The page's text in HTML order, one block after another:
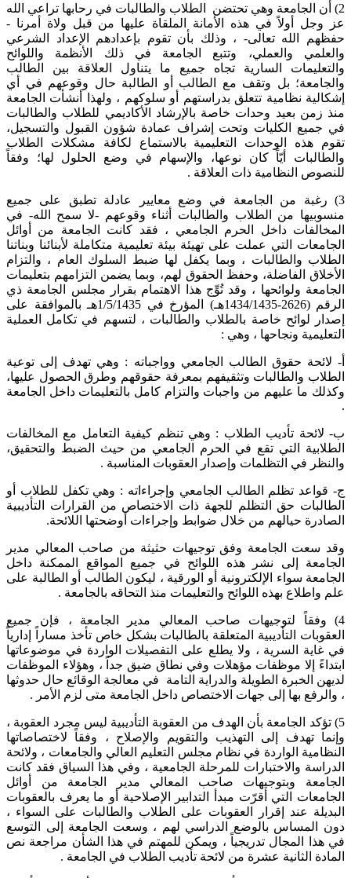
2) أن الجامعة وهي تحتضن الطلاب والطالبات في رحابها تراعي الله
عز وجل أولاً في هذه الأمانة الملقاة عليها من قبل ولاة أمرنا -
حفظهم الله تعالى- ، وذلك بأن تقوم بإعدادهم الإعداد الشرعي
والعلمي والعملي، وتتبع الجامعة في ذلك الأنظمة واللوائح
والتعليمات السارية تجاه جميع ما يتناول العلاقة بين الطالب
والجامعة؛ بل وتقف مع الطالب أو الطالبة حال وقوعهم في أي
إشكالية نظامية تتعلق بدراستهم أو سلوكهم ، ولهذا أنشأت الجامعة
منذ زمن بعيد وحدات خاصة بالإرشاد الأكاديمي للطلاب والطالبات
في جميع الكليات وتحت إشراف عمادة شؤون القبول والتسجيل،
تقوم هذه الوحدات التعليمية بالاستماع لكافة مشكلات الطلاب
والطالبات أيّاً كان نوعها، والإسهام في وضع الحلول لها؛ وفقاً
للنصوص النظامية ذات العلاقة .
3) رغبة من الجامعة في وضع معايير عادلة تطبق على جميع
منسوبيها من الطلاب والطالبات أثناء وقوعهم -لا سمح الله- في
المخالفات داخل الحرم الجامعي ، فقد كانت الجامعة من أوائل
الجامعات التي عملت على تهيئة بيئة تعليمية متكاملة لأبنائنا وبناتنا
الطلاب والطالبات ، وبما يكفل لها ضبط السلوك العام ، والتزام
الأخلاق الفاضلة، وحفظ الحقوق لهم، وبما يضمن التزامهم بتعليمات
الجامعة ولوائحها ، وقد تُوِّج هذا الاهتمام بقرار مجلس الجامعة ذي
الرقم (2626-1434/1435هـ) المؤرخ في 1/5/1435هـ بالموافقة على
إصدار لوائح خاصة بالطلاب والطالبات ، لتسهم في تكامل العملية
التعليمية ونجاحها ، وهي :
أ- لائحة حقوق الطالب الجامعي وواجباته : وهي تهدف إلى توعية
الطلاب والطالبات وتثقيفهم بمعرفة حقوقهم وطرق الحصول عليها،
وكذلك ما عليهم من واجبات والتزام كامل بالتعليمات داخل الجامعة
.
ب- لائحة تأديب الطلاب : وهي تنظم كيفية التعامل مع المخالفات
الطلابية التي تقع في الحرم الجامعي من حيث الضبط والتحقيق،
والنظر في التظلمات وإصدار العقوبات المناسبة .
ج- قواعد تظلم الطالب الجامعي وإجراءاته : وهي تكفل للطلاب أو
الطالبات حق التظلم للجهة ذات الاختصاص من القرارات التأديبية
الصادرة حيالهم من خلال ضوابط وإجراءات أوضحتها اللائحة.
وقد سعت الجامعة وفق توجيهات حثيثة من صاحب المعالي مدير
الجامعة إلى نشر هذه اللوائح في جميع المواقع الممكنة داخل
الجامعة سواء الإلكترونية أو الورقية ، ليكون الطالب أو الطالبة على
علم واطلاع بهذه اللوائح والتعليمات منذ التحاقه بالجامعة .
4) وفقاً لتوجيهات صاحب المعالي مدير الجامعة ، فإن جميع
العقوبات التأديبية المتعلقة بالطالبات بشكل خاص تأخذ مساراً إدارياً
في غاية السرية ، ولا يطلع على التفصيلات الواردة في موضوعاتها
ابتداءً إلا موظفات مؤهلات وفي نطاق ضيق جداً ، وهؤلاء الموظفات
لديهن الخبرة الطويلة والدراية التامة في معالجة الوقائع حال حدوثها
، والرفع بها إلى جهات الاختصاص داخل الجامعة متى لزم الأمر .
5) تؤكد الجامعة بأن الهدف من العقوبة التأديبية ليس مجرد العقوبة ،
وإنما تهدف إلى التهذيب والتقويم والإصلاح ، وفقاً لاختصاصاتها
النظامية الواردة في نظام مجلس التعليم العالي والجامعات ، ولائحة
الدراسة والاختبارات للمرحلة الجامعية ، وفي هذا السياق فقد كانت
الجامعة وبتوجيهات صاحب المعالي مدير الجامعة من أوائل
الجامعات التي أقرّت مبدأ التدابير الإصلاحية أو ما يعرف بالعقوبات
البديلة عند إقرار العقوبات على الطلاب والطالبات على السواء ،
دون المساس بالوضع الدراسي لهم ، وسعت الجامعة إلى التوسع
في هذا المجال تدريجياً ، ويمكن للمهتم في هذا الشأن مراجعة نص
المادة الثانية عشرة من لائحة تأديب الطلاب في الجامعة .